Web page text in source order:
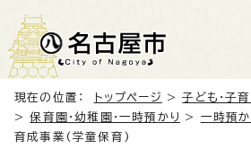
現在の位置： トップページ >子ども・子育
>保育園・幼稚園・一時預かり > 一時預か
育成事業(学童保育)